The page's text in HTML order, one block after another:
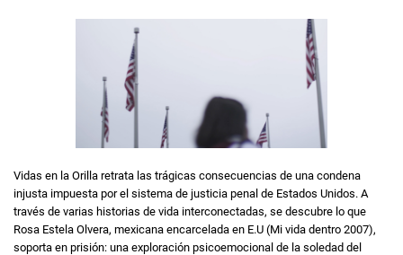
Vidas en la Orilla retrata las trágicas consecuencias de una condena
injusta impuesta por el sistema de justicia penal de Estados Unidos. A
través de varias historias de vida interconectadas, se descubre lo que
Rosa Estela Olvera, mexicana encarcelada en E.U (Mi vida dentro 2007),
soporta en prisión: una exploración psicoemocional de la soledad del